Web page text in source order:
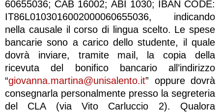
60655036; CAB 16002; ABI 1030; IBAN CODE:
IT86L0103016002000060655036, indicando
nella causale il corso di lingua scelto. Le spese
bancarie sono a carico dello studente, il quale
dovrà inviare, tramite mail, la copia della
ricevuta del bonifico bancario all’indirizzo
“giovanna.martina@unisalento.it” oppure dovrà
consegnarla personalmente presso la segreteria
del CLA (via Vito Carluccio 2). Qualora